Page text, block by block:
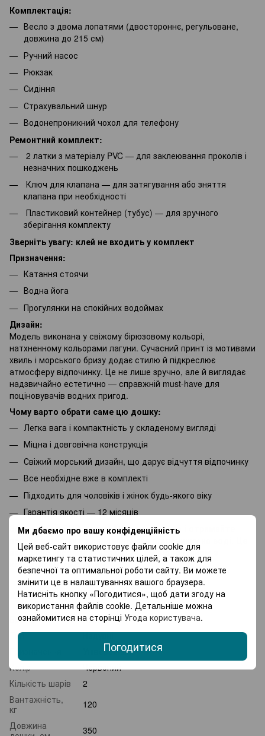
Ми дбаємо про вашу конфіденційність
Цей веб-сайт використовує файли cookie для
маркетингу та статистичних цілей, а також для
безпечної та оптимальної роботи сайту. Ви можете
змінити це в налаштуваннях вашого браузера.
Натисніть кнопку «Погодитися», щоб дати згоду на
використання файлів cookie. Детальніше можна
ознайомитися на сторінці Угода користувача.
Погодитися
Комплектація:
Весло з двома лопатями (двостороннє, регульоване,
довжина до 215 см)
Ручний насос
Рюкзак
Сидіння
Страхувальний шнур
Водонепроникний чохол для телефону
Ремонтний комплект:
2 латки з матеріалу PVC — для заклеювання проколів і
незначних пошкоджень
Ключ для клапана — для затягування або зняття
клапана при необхідності
Пластиковий контейнер (тубус) — для зручного
зберігання комплекту
Зверніть увагу: клей не входить у комплект
Призначення:
Катання стоячи
Водна йога
Прогулянки на спокійних водоймах
Дизайн:
Модель виконана у свіжому бірюзовому кольорі,
натхненному кольорами лагуни. Сучасний принт із мотивами
хвиль і морського бризу додає стилю й підкреслює
атмосферу відпочинку. Це не лише зручно, але й виглядає
надзвичайно естетично — справжній must-have для
поціновувачів водних пригод.
Чому варто обрати саме цю дошку:
Легка вага і компактність у складеному вигляді
Міцна і довговічна конструкція
Свіжий морський дизайн, що дарує відчуття відпочинку
Все необхідне вже в комплекті
Підходить для чоловіків і жінок будь-якого віку
Гарантія якості — 12 місяців
Замовляйте SUP-дошку Atleto вже зараз і отримайте
повний комплект для ідеального відпочинку на воді. Це
ваш шанс насолодитися активним відпочинком з
комфортом та стилем.
Характеристики
Бренд
Atleto
Тип
Надувні
Універсальні
Колір
Червоний
Кількість шарів
2
Вантажність,
кг
120
Довжина
350